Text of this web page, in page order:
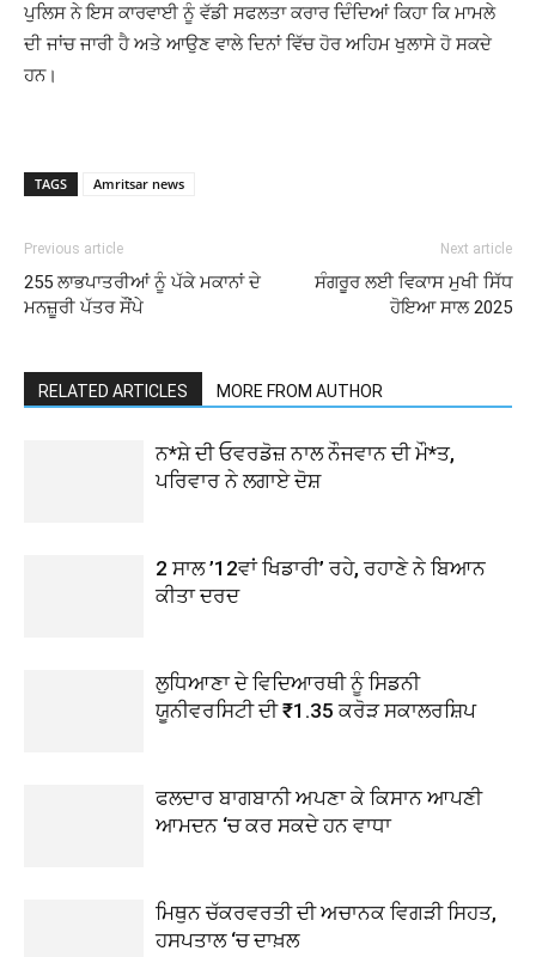
ਪੁਲਿਸ ਨੇ ਇਸ ਕਾਰਵਾਈ ਨੂੰ ਵੱਡੀ ਸਫਲਤਾ ਕਰਾਰ ਦਿੰਦਿਆਂ ਕਿਹਾ ਕਿ ਮਾਮਲੇ
ਦੀ ਜਾਂਚ ਜਾਰੀ ਹੈ ਅਤੇ ਆਉਣ ਵਾਲੇ ਦਿਨਾਂ ਵਿੱਚ ਹੋਰ ਅਹਿਮ ਖੁਲਾਸੇ ਹੋ ਸਕਦੇ
ਹਨ।
TAGS Amritsar news
Previous article
255 ਲਾਭਪਾਤਰੀਆਂ ਨੂੰ ਪੱਕੇ ਮਕਾਨਾਂ ਦੇ
ਮਨਜ਼ੂਰੀ ਪੱਤਰ ਸੌਂਪੇ
Next article
ਸੰਗਰੂਰ ਲਈ ਵਿਕਾਸ ਮੁਖੀ ਸਿੱਧ
ਹੋਇਆ ਸਾਲ 2025
RELATED ARTICLES MORE FROM AUTHOR
ਨ*ਸ਼ੇ ਦੀ ਓਵਰਡੋਜ਼ ਨਾਲ ਨੌਜਵਾਨ ਦੀ ਮੌ*ਤ,
ਪਰਿਵਾਰ ਨੇ ਲਗਾਏ ਦੋਸ਼
2 ਸਾਲ ’12ਵਾਂ ਖਿਡਾਰੀ’ ਰਹੇ, ਰਹਾਣੇ ਨੇ ਬਿਆਨ
ਕੀਤਾ ਦਰਦ
ਲੁਧਿਆਣਾ ਦੇ ਵਿਦਿਆਰਥੀ ਨੂੰ ਸਿਡਨੀ
ਯੂਨੀਵਰਸਿਟੀ ਦੀ ₹1.35 ਕਰੋੜ ਸਕਾਲਰਸ਼ਿਪ
ਫਲਦਾਰ ਬਾਗਬਾਨੀ ਅਪਣਾ ਕੇ ਕਿਸਾਨ ਆਪਣੀ
ਆਮਦਨ ‘ਚ ਕਰ ਸਕਦੇ ਹਨ ਵਾਧਾ
ਮਿਥੁਨ ਚੱਕਰਵਰਤੀ ਦੀ ਅਚਾਨਕ ਵਿਗੜੀ ਸਿਹਤ,
ਹਸਪਤਾਲ ‘ਚ ਦਾਖ਼ਲ